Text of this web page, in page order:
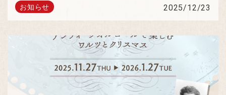
お知らせ 2025/12/23